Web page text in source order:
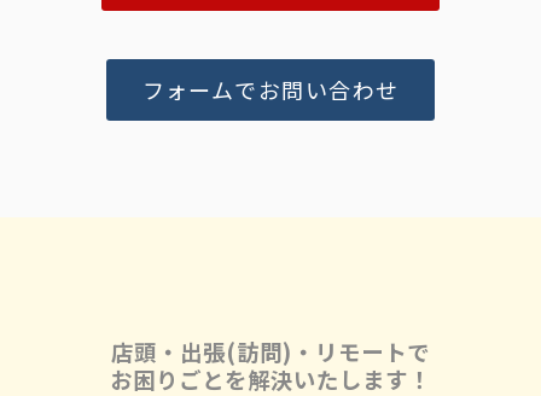
フォームでお問い合わせ
店頭・出張(訪問)・リモートで
お困りごとを解決いたします！